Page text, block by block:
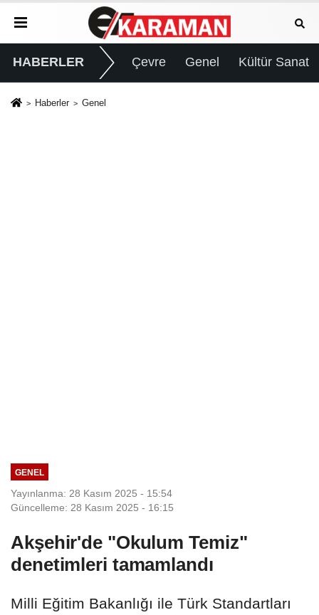
HABERLER Çevre Genel Kültür Sanat
Haberler Genel
GENEL
Yayınlanma: 28 Kasım 2025 - 15:54
Güncelleme: 28 Kasım 2025 - 16:15
Akşehir'de "Okulum Temiz"
denetimleri tamamlandı
Milli Eğitim Bakanlığı ile Türk Standartları